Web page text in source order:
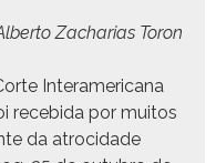
Zacharias Toron
Inter­amer­i­cana
rece­bi­da por muitos
da atro­ci­dade